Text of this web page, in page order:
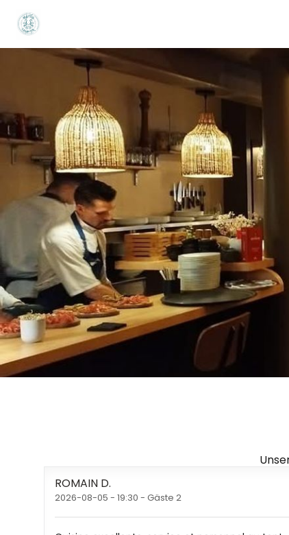
ROMAIN D
2026-08-05 - 19:30 - Gäste 2